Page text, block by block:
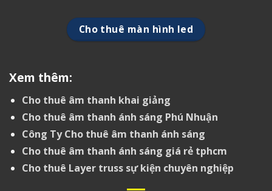
Cho thuê màn hình led
Xem thêm:
Cho thuê âm thanh khai giảng
Cho thuê âm thanh ánh sáng Phú Nhuận
Công Ty Cho thuê âm thanh ánh sáng
Cho thuê âm thanh ánh sáng giá rẻ tphcm
Cho thuê Layer truss sự kiện chuyên nghiệp